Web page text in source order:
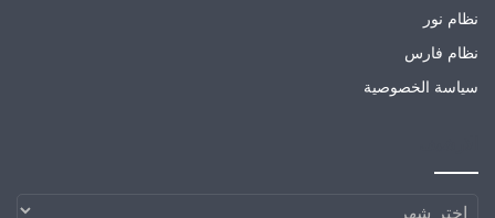
نظام نور
نظام فارس
سياسة الخصوصية
الارشيف